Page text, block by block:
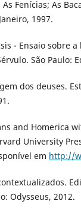
As Fenícias; As
1997.
- Ensaio sobre
São Paulo:
dos deuses.
and
University
em http://
Odysseus, 2012.